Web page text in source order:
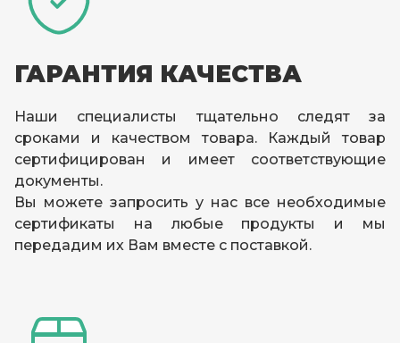
ГАРАНТИЯ КАЧЕСТВА
Наши специалисты тщательно следят за
сроками и качеством товара. Каждый товар
сертифицирован и имеет соответствующие
документы.
Вы можете запросить у нас все необходимые
сертификаты на любые продукты и мы
передадим их Вам вместе с поставкой.